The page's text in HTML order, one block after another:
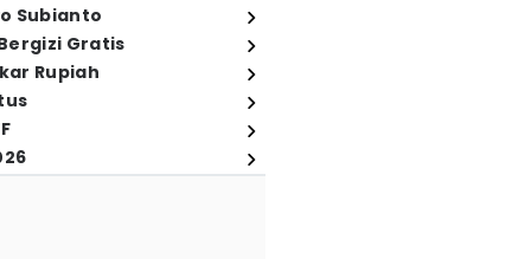
Subianto
Gratis
Rupiah